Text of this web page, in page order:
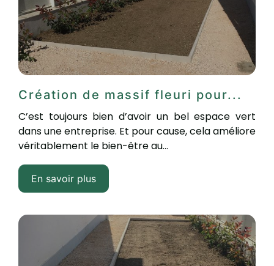
Création de massif fleuri pour...
C’est toujours bien d’avoir un bel espace vert
dans une entreprise. Et pour cause, cela améliore
véritablement le bien-être au...
En savoir plus